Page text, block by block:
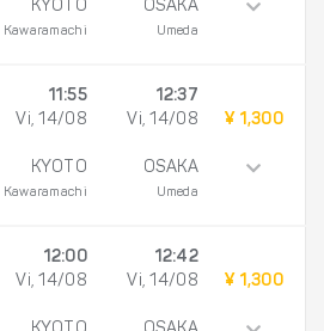
KYOTO
Kawaramachi
OSAKA
Umeda
11:55
Vi, 14/08
KYOTO
Kawaramachi
12:37
Vi, 14/08
OSAKA
Umeda
¥ 1,300
12:00
Vi, 14/08
12:42
Vi, 14/08
¥ 1,300